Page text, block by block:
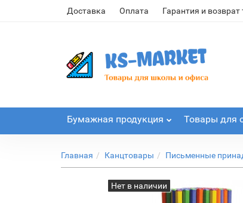
Доставка Оплата Гарантия и возврат
Бумажная продукция Товары для
Главная Канцтовары Письменные
Нет в наличии